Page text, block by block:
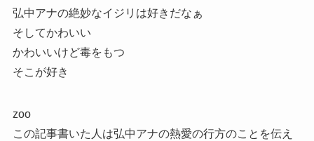
弘中アナの絶妙なイジリは好きだなぁ
そしてかわいい
かわいいけど毒をもつ
そこが好き
zoo
この記事書いた人は弘中アナの熱愛の行方のことを伝え